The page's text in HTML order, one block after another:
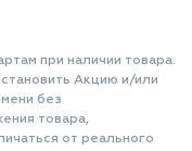
при наличии товара.
Акцию и/или
без
товара,
от реального